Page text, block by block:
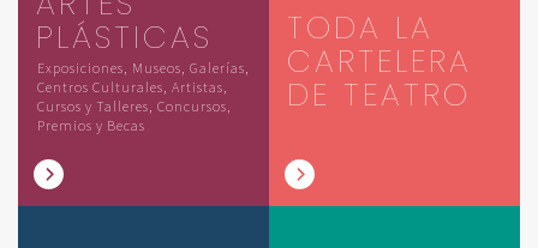
PLÁSTICAS
Exposiciones, Museos, Galerías,
Centros Culturales, Artistas,
Cursos y Talleres, Concursos,
Premios y Becas
TODA LA
CARTELERA
DE TEATRO